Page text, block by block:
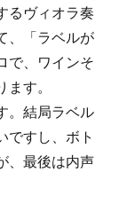
るヴィオラ奏
、「ラベルが
で、ワインそ
す。
。結局ラベル
ですし、ボト
、最後は内声